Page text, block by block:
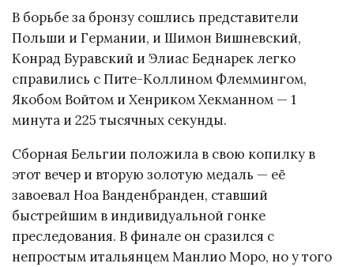
В борьбе за бронзу сошлись представители
Польши и Германии, и Шимон Вишневский,
Конрад Буравский и Элиас Беднарек легко
справились с Пите-Коллином Флеммингом,
Якобом Войтом и Хенриком Хекманном — 1
минута и 225 тысячных секунды.
Сборная Бельгии положила в свою копилку в
этот вечер и вторую золотую медаль — её
завоевал Ноа Ванденбранден, ставший
быстрейшим в индивидуальной гонке
преследования. В финале он сразился с
непростым итальянцем Манлио Моро, но у того